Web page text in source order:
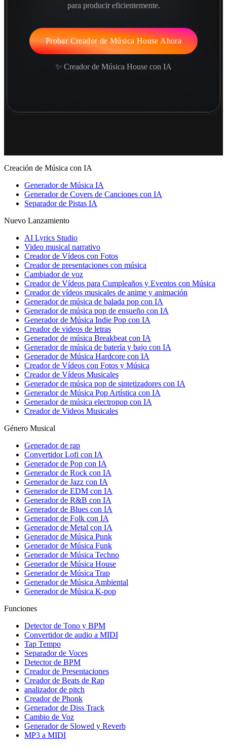
para producir eficientemente.
Probar Creador de Música House Ahora
✨ Creador de Música House con IA
Creación de Música con IA
Generador de Música IA
Generador de Covers de Canciones con IA
Separador de Pistas IA
Nuevo Lanzamiento
AI Lyrics Studio
Video musical narrativo
Creador de Vídeos con Fotos
Creador de presentaciones con música
Cambiador de voz
Creador de Vídeos para Cumpleaños y Eventos con Música
Creador de vídeos musicales de anime y animación
Generador de música de balada pop con IA
Generador de música pop de ensueño con IA
Generador de Música Indie Pop con IA
Creador de videos de letras
Generador de música Breakbeat con IA
Generador de música de batería y bajo con IA
Generador de Música Hardcore con IA
Creador de Vídeos con Fotos y Música
Creador de Vídeos Musicales
Generador de música pop de sintetizadores con IA
Generador de Música Pop Artística con IA
Generador de música electropop con IA
Creador de Videos Musicales
Género Musical
Generador de rap
Convertidor Lofi con IA
Generador de Pop con IA
Generador de Rock con IA
Generador de Jazz con IA
Generador de EDM con IA
Generador de R&B con IA
Generador de Blues con IA
Generador de Folk con IA
Generador de Metal con IA
Generador de Música Punk
Generador de Música Funk
Generador de Música Techno
Generador de Música House
Generador de Música Trap
Generador de Música Ambiental
Generador de Música K-pop
Funciones
Detector de Tono y BPM
Convertidor de audio a MIDI
Tap Tempo
Separador de Voces
Detector de BPM
Creador de Presentaciones
Creador de Beats de Rap
analizador de pitch
Creador de Phonk
Generador de Diss Track
Cambio de Voz
Generador de Slowed y Reverb
MP3 a MIDI